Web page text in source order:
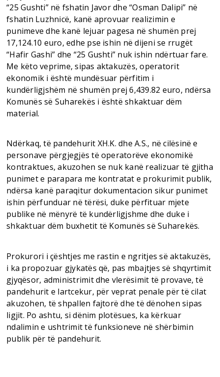
“25 Gushti” në fshatin Javor dhe “Osman Dalipi” në
fshatin Luzhnicë, kanë aprovuar realizimin e
punimeve dhe kanë lejuar pagesa në shumën prej
17,124.10 euro, edhe pse ishin në dijeni se rrugët
“Hafir Gashi” dhe “25 Gushti” nuk ishin ndërtuar fare.
Me këto veprime, sipas aktakuzës, operatorit
ekonomik i është mundësuar përfitim i
kundërligjshëm në shumën prej 6,439.82 euro, ndërsa
Komunës së Suharekës i është shkaktuar dëm
material.
Ndërkaq, të pandehurit XH.K. dhe A.S., në cilësinë e
personave përgjegjës të operatorëve ekonomikë
kontraktues, akuzohen se nuk kanë realizuar të gjitha
punimet e parapara me kontratat e prokurimit publik,
ndërsa kanë paraqitur dokumentacion sikur punimet
ishin përfunduar në tërësi, duke përfituar mjete
publike në mënyrë të kundërligjshme dhe duke i
shkaktuar dëm buxhetit të Komunës së Suharekës.
Prokurori i çështjes me rastin e ngritjes së aktakuzës,
i ka propozuar gjykatës që, pas mbajtjes së shqyrtimit
gjyqësor, administrimit dhe vlerësimit të provave, të
pandehurit e lartcekur, për veprat penale për të cilat
akuzohen, të shpallen fajtorë dhe të dënohen sipas
ligjit. Po ashtu, si dënim plotësues, ka kërkuar
ndalimin e ushtrimit të funksioneve në shërbimin
publik për të pandehurit.